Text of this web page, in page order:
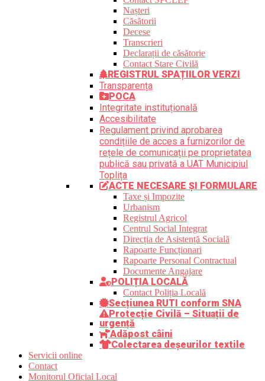
Nașteri
Căsătorii
Decese
Transcrieri
Declarații de căsătorie
Contact Stare Civilă
REGISTRUL SPAȚIILOR VERZI
Transparența
POCA
Integritate instituțională
Accesibilitate
Regulament privind aprobarea
condițiile de acces a furnizorilor de
rețele de comunicații pe proprietatea
publică sau privată a UAT Municipiul
Toplița
ACTE NECESARE ȘI FORMULARE
Taxe și Impozite
Urbanism
Registrul Agricol
Centrul Social Integrat
Direcția de Asistență Socială
Rapoarte Funcționari
Rapoarte Personal Contractual
Documente Angajare
POLIȚIA LOCALĂ
Contact Poliția Locală
Secțiunea RUTI conform SNA
Protecție Civilă – Situații de
urgență
Adăpost câini
Colectarea deșeurilor textile
Servicii online
Contact
Monitorul Oficial Local